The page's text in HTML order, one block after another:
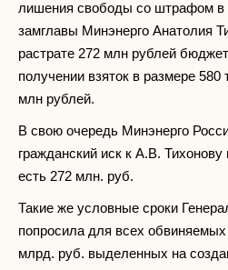
лишения свободы со штрафом в
замглавы Минэнерго Анатолия
растрате 272 млн рублей
получении взяток в размере
млн рублей.
В свою очередь Минэнерго
гражданский иск к А.В.
есть 272 млн. руб.
Такие же условные сроки
попросила для всех
млрд. руб. выделенных на